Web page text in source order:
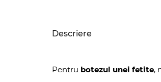
Descriere
Pentru botezul unei fetite,